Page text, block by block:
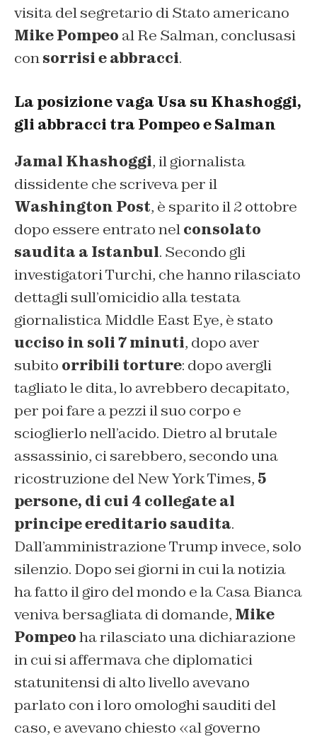
visita del segretario di Stato americano
Mike Pompeo al Re Salman, conclusasi
consorrisi e abbracci.
La posizione vaga Usa su Khashoggi,
gli abbracci tra Pompeo e Salman
Jamal Khashoggi, il giornalista
dissidente che scriveva per il
Washington Post, è sparito il 2 ottobre
dopo essere entrato nelconsolato
saudita a Istanbul. Secondo gli
investigatori Turchi, che hanno rilasciato
dettagli sull’omicidio alla testata
giornalistica Middle East Eye, è stato
ucciso in soli 7 minuti, dopo aver
subito orribili torture: dopo avergli
tagliato le dita, lo avrebbero decapitato,
per poi fare a pezzi il suo corpo e
scioglierlo nell’acido. Dietro al brutale
assassinio, ci sarebbero, secondo una
ricostruzione del New York Times, 5
persone, di cui 4 collegate al
principe ereditario saudita.
Dall’amministrazione Trump invece, solo
silenzio. Dopo sei giorni in cui la notizia
ha fatto il giro del mondo e la Casa Bianca
veniva bersagliata di domande, Mike
Pompeoha rilasciato una dichiarazione
in cui si affermava che diplomatici
statunitensi di alto livello avevano
parlato con i loro omologhi sauditi del
caso, e avevano chiesto «al governo